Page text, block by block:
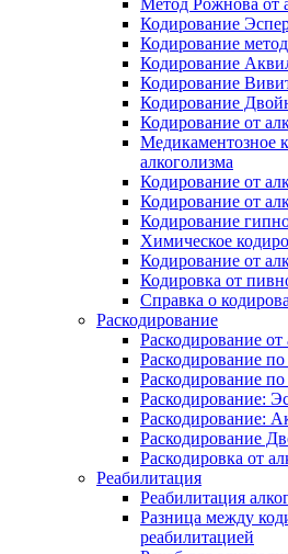
Метод Рожнова от
Кодирование
Кодирование
Кодирование
Кодирование
Кодирование
Кодирование от
Медикаментозное
алкоголизма
Кодирование от
Кодирование от
Кодирование
Химическое
Кодирование от
Кодировка от
Справка о
Раскодирование
Раскодирование от
Раскодирование
Раскодирование
Раскодирование:
Раскодирование:
Раскодирование
Раскодировка от
Реабилитация
Реабилитация
Разница между
реабилитацией